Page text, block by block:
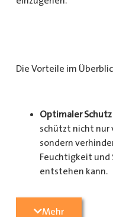
Die Vorteile im
Optimaler Schutz
schützt nicht nur
sondern
Feuchtigkeit und
entstehen kann.
Langlebigkeit
Mehr